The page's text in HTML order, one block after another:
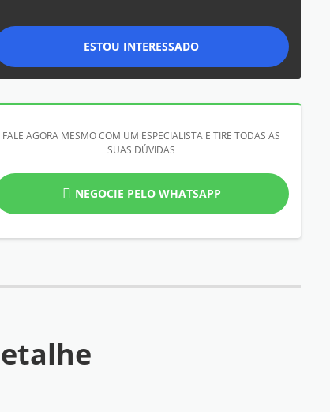
ESTOU INTERESSADO
FALE AGORA MESMO COM UM ESPECIALISTA E TIRE TODAS AS
SUAS DÚVIDAS
NEGOCIE PELO WHATSAPP